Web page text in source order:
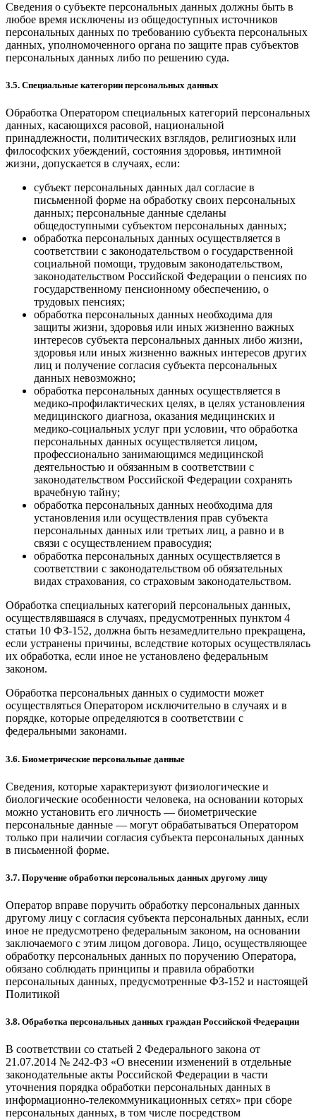
Сведения о субъекте персональных данных должны быть в
любое время исключены из общедоступных источников
персональных данных по требованию субъекта персональных
данных, уполномоченного органа по защите прав субъектов
персональных данных либо по решению суда.
3.5. Специальные категории персональных данных
Обработка Оператором специальных категорий персональных
данных, касающихся расовой, национальной
принадлежности, политических взглядов, религиозных или
философских убеждений, состояния здоровья, интимной
жизни, допускается в случаях, если:
субъект персональных данных дал согласие в
письменной форме на обработку своих персональных
данных; персональные данные сделаны
общедоступными субъектом персональных данных;
обработка персональных данных осуществляется в
соответствии с законодательством о государственной
социальной помощи, трудовым законодательством,
законодательством Российской Федерации о пенсиях по
государственному пенсионному обеспечению, о
трудовых пенсиях;
обработка персональных данных необходима для
защиты жизни, здоровья или иных жизненно важных
интересов субъекта персональных данных либо жизни,
здоровья или иных жизненно важных интересов других
лиц и получение согласия субъекта персональных
данных невозможно;
обработка персональных данных осуществляется в
медико-профилактических целях, в целях установления
медицинского диагноза, оказания медицинских и
медико-социальных услуг при условии, что обработка
персональных данных осуществляется лицом,
профессионально занимающимся медицинской
деятельностью и обязанным в соответствии с
законодательством Российской Федерации сохранять
врачебную тайну;
обработка персональных данных необходима для
установления или осуществления прав субъекта
персональных данных или третьих лиц, а равно и в
связи с осуществлением правосудия;
обработка персональных данных осуществляется в
соответствии с законодательством об обязательных
видах страхования, со страховым законодательством.
Обработка специальных категорий персональных данных,
осуществлявшаяся в случаях, предусмотренных пунктом 4
статьи 10 ФЗ-152, должна быть незамедлительно прекращена,
если устранены причины, вследствие которых осуществлялась
их обработка, если иное не установлено федеральным
законом.
Обработка персональных данных о судимости может
осуществляться Оператором исключительно в случаях и в
порядке, которые определяются в соответствии с
федеральными законами.
3.6. Биометрические персональные данные
Сведения, которые характеризуют физиологические и
биологические особенности человека, на основании которых
можно установить его личность — биометрические
персональные данные — могут обрабатываться Оператором
только при наличии согласия субъекта персональных данных
в письменной форме.
3.7. Поручение обработки персональных данных другому лицу
Оператор вправе поручить обработку персональных данных
другому лицу с согласия субъекта персональных данных, если
иное не предусмотрено федеральным законом, на основании
заключаемого с этим лицом договора. Лицо, осуществляющее
обработку персональных данных по поручению Оператора,
обязано соблюдать принципы и правила обработки
персональных данных, предусмотренные ФЗ-152 и настоящей
Политикой
3.8. Обработка персональных данных граждан Российской Федерации
В соответствии со статьей 2 Федерального закона от
21.07.2014 № 242-ФЗ «О внесении изменений в отдельные
законодательные акты Российской Федерации в части
уточнения порядка обработки персональных данных в
информационно-телекоммуникационных сетях» при сборе
персональных данных, в том числе посредством